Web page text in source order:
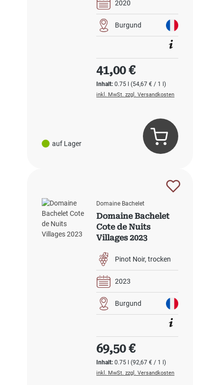
auf Lager
2020
Burgund
Inhalt:0.75 l(54,67 € / 1 l)
Regulärer Preis:
41,00 €
inkl. MwSt. zzgl. Versandkosten
Domaine Bachelet
Domaine Bachelet
Cote de Nuits
Villages 2023
Pinot Noir trocken
2023
Burgund
Inhalt:0.75 l(92,67 € / 1 l)
Regulärer Preis:
69,50 €
inkl. MwSt. zzgl. Versandkosten